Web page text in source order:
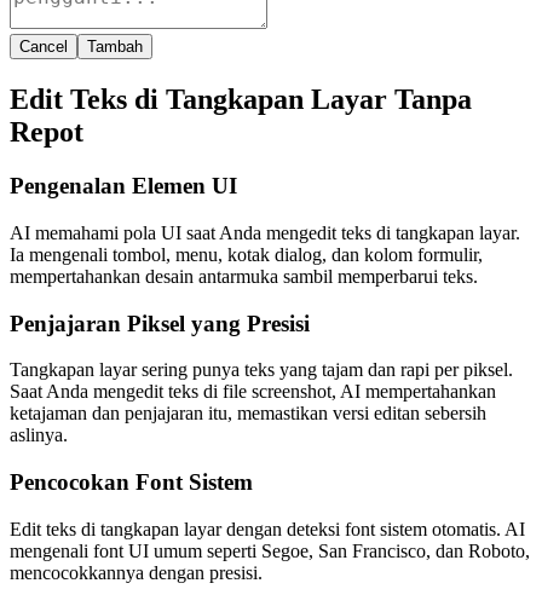
Cancel Tambah
Edit Teks di Tangkapan Layar Tanpa
Repot
Pengenalan Elemen UI
AI memahami pola UI saat Anda mengedit teks di tangkapan layar.
Ia mengenali tombol, menu, kotak dialog, dan kolom formulir,
mempertahankan desain antarmuka sambil memperbarui teks.
Penjajaran Piksel yang Presisi
Tangkapan layar sering punya teks yang tajam dan rapi per piksel.
Saat Anda mengedit teks di file screenshot, AI mempertahankan
ketajaman dan penjajaran itu, memastikan versi editan sebersih
aslinya.
Pencocokan Font Sistem
Edit teks di tangkapan layar dengan deteksi font sistem otomatis. AI
mengenali font UI umum seperti Segoe, San Francisco, dan Roboto,
mencocokkannya dengan presisi.